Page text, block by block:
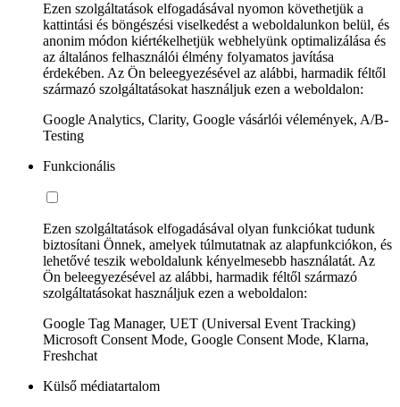
Ezen szolgáltatások elfogadásával nyomon követhetjük a
kattintási és böngészési viselkedést a weboldalunkon belül, és
anonim módon kiértékelhetjük webhelyünk optimalizálása és
az általános felhasználói élmény folyamatos javítása
érdekében. Az Ön beleegyezésével az alábbi, harmadik féltől
származó szolgáltatásokat használjuk ezen a weboldalon:
Google Analytics, Clarity, Google vásárlói vélemények, A/B-
Testing
Funkcionális
Ezen szolgáltatások elfogadásával olyan funkciókat tudunk
biztosítani Önnek, amelyek túlmutatnak az alapfunkciókon, és
lehetővé teszik weboldalunk kényelmesebb használatát. Az
Ön beleegyezésével az alábbi, harmadik féltől származó
szolgáltatásokat használjuk ezen a weboldalon:
Google Tag Manager, UET (Universal Event Tracking)
Microsoft Consent Mode, Google Consent Mode, Klarna,
Freshchat
Külső médiatartalom